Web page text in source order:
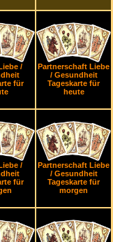
/
für
Partnerschaft Liebe
/ Gesundheit
Tageskarte für
heute
/
für
Partnerschaft Liebe
/ Gesundheit
Tageskarte für
morgen